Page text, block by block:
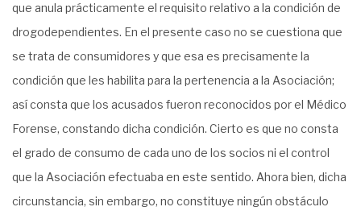
que anula prácticamente el requisito relativo a la condición de
drogodependientes. En el presente caso no se cuestiona que
se trata de consumidores y que esa es precisamente la
condición que les habilita para la pertenencia a la Asociación;
así consta que los acusados fueron reconocidos por el Médico
Forense, constando dicha condición. Cierto es que no consta
el grado de consumo de cada uno de los socios ni el control
que la Asociación efectuaba en este sentido. Ahora bien, dicha
circunstancia, sin embargo, no constituye ningún obstáculo